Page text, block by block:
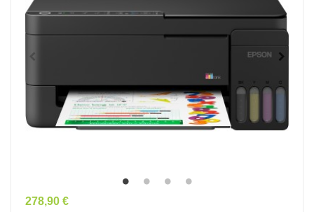
Prix
278,90 €